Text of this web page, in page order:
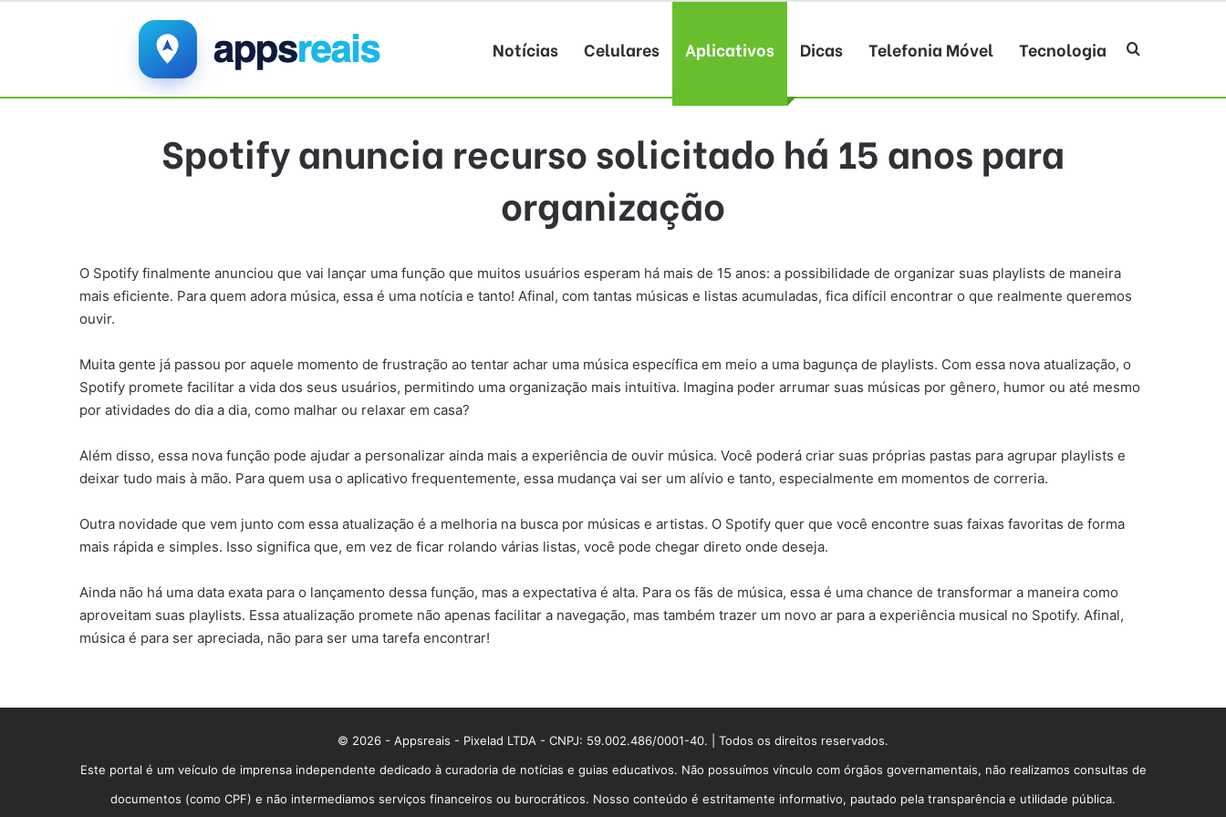
Notícias Celulares Aplicativos Dicas Telefonia Móvel Tecnologia Procurar por
Spotify anuncia recurso solicitado há 15 anos para
organização
O Spotify finalmente anunciou que vai lançar uma função que muitos usuários esperam há mais de 15 anos: a possibilidade de organizar suas playlists de maneira
mais eficiente. Para quem adora música, essa é uma notícia e tanto! Afinal, com tantas músicas e listas acumuladas, fica difícil encontrar o que realmente queremos
ouvir.
Muita gente já passou por aquele momento de frustração ao tentar achar uma música específica em meio a uma bagunça de playlists. Com essa nova atualização, o
Spotify promete facilitar a vida dos seus usuários, permitindo uma organização mais intuitiva. Imagina poder arrumar suas músicas por gênero, humor ou até mesmo
por atividades do dia a dia, como malhar ou relaxar em casa?
Além disso, essa nova função pode ajudar a personalizar ainda mais a experiência de ouvir música. Você poderá criar suas próprias pastas para agrupar playlists e
deixar tudo mais à mão. Para quem usa o aplicativo frequentemente, essa mudança vai ser um alívio e tanto, especialmente em momentos de correria.
Outra novidade que vem junto com essa atualização é a melhoria na busca por músicas e artistas. O Spotify quer que você encontre suas faixas favoritas de forma
mais rápida e simples. Isso significa que, em vez de ficar rolando várias listas, você pode chegar direto onde deseja.
Ainda não há uma data exata para o lançamento dessa função, mas a expectativa é alta. Para os fãs de música, essa é uma chance de transformar a maneira como
aproveitam suas playlists. Essa atualização promete não apenas facilitar a navegação, mas também trazer um novo ar para a experiência musical no Spotify. Afinal,
música é para ser apreciada, não para ser uma tarefa encontrar!
© 2026 - Appsreais - Pixelad LTDA - CNPJ: 59.002.486/0001-40. | Todos os direitos reservados.
Este portal é um veículo de imprensa independente dedicado à curadoria de notícias e guias educativos. Não possuímos vínculo com órgãos governamentais, não realizamos consultas de
documentos (como CPF) e não intermediamos serviços financeiros ou burocráticos. Nosso conteúdo é estritamente informativo, pautado pela transparência e utilidade pública.